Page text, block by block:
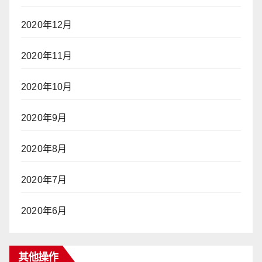
2020年12月
2020年11月
2020年10月
2020年9月
2020年8月
2020年7月
2020年6月
其他操作